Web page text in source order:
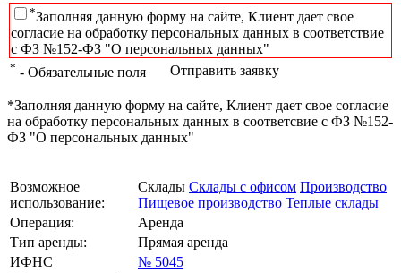
*Заполняя данную форму на сайте, Клиент дает свое
согласие на обработку персональных данных в соответствие
с ФЗ №152-ФЗ "О персональных данных"
* - Обязательные поля Отправить заявку
*Заполняя данную форму на сайте, Клиент дает свое согласие
на обработку персональных данных в соответсвие с ФЗ №152-
ФЗ "О персональных данных"
Возможное
использование:
Склады Склады с офисом Производство
Пищевое производство Теплые склады
Операция:
Аренда
Тип аренды:
Прямая аренда
ИФНС
№ 5045